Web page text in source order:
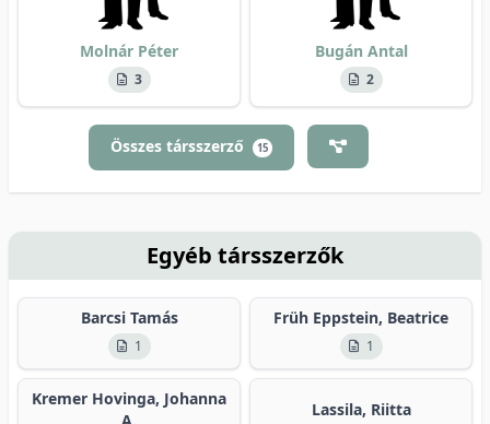
Molnár Péter
3
Bugán Antal
2
Összes társszerző 15
Egyéb társszerzők
Barcsi Tamás
1
Früh Eppstein, Beatrice
1
Kremer Hovinga, Johanna
A.
Lassila, Riitta